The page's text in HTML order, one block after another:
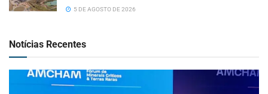
5 DE AGOSTO DE 2026
Notícias Recentes